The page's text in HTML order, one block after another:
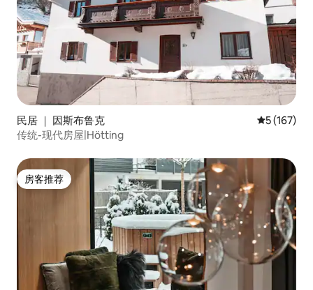
民居 ｜ 因斯布鲁克 平均评分 5
5 (167)
传统-现代房屋|Hötting
房客推荐
房客推荐